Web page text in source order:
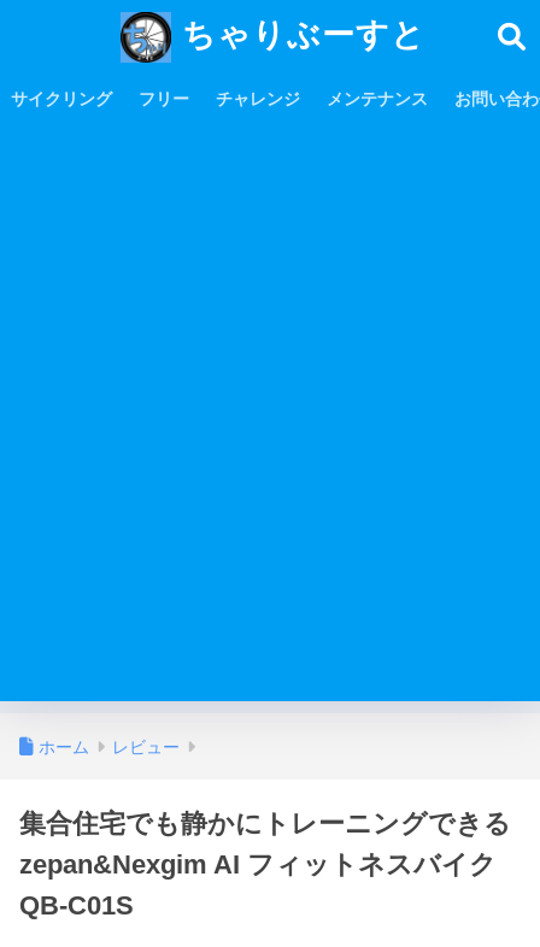
ちゃりぶーすと
サイクリング フリー チャレンジ メンテナンス お問い合
ホーム レビュー
集合住宅でも静かにトレーニングできる
zepan&Nexgim AI フィットネスバイク
QB-C01S